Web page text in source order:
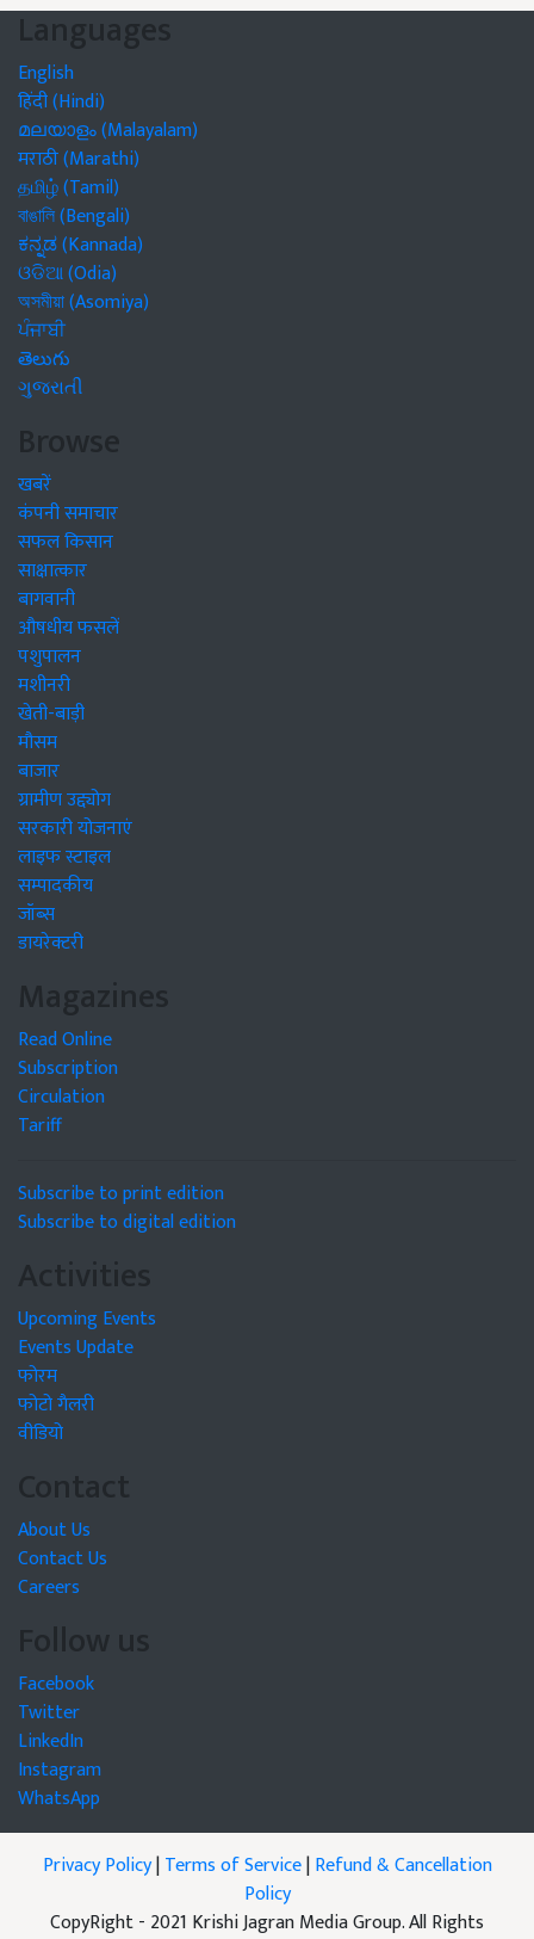
Languages
English
हिंदी (Hindi)
മലയാളം (Malayalam)
मराठी (Marathi)
தமிழ் (Tamil)
বাঙালি (Bengali)
ಕನ್ನಡ (Kannada)
ଓଡିଆ (Odia)
অসমীয়া (Asomiya)
ਪੰਜਾਬੀ
తెలుగు
ગુજરાતી
Browse
खबरें
कंपनी समाचार
सफल किसान
साक्षात्कार
बागवानी
औषधीय फसलें
पशुपालन
मशीनरी
खेती-बाड़ी
मौसम
बाजार
ग्रामीण उद्द्योग
सरकारी योजनाएं
लाइफ स्टाइल
सम्पादकीय
जॉब्स
डायरेक्टरी
Magazines
Read Online
Subscription
Circulation
Tariff
Subscribe to print edition
Subscribe to digital edition
Activities
Upcoming Events
Events Update
फोरम
फोटो गैलरी
वीडियो
Contact
About Us
Contact Us
Careers
Follow us
Facebook
Twitter
LinkedIn
Instagram
WhatsApp
Privacy Policy|Terms of Service|Refund & Cancellation
Policy
CopyRight - 2021 Krishi Jagran Media Group. All Rights